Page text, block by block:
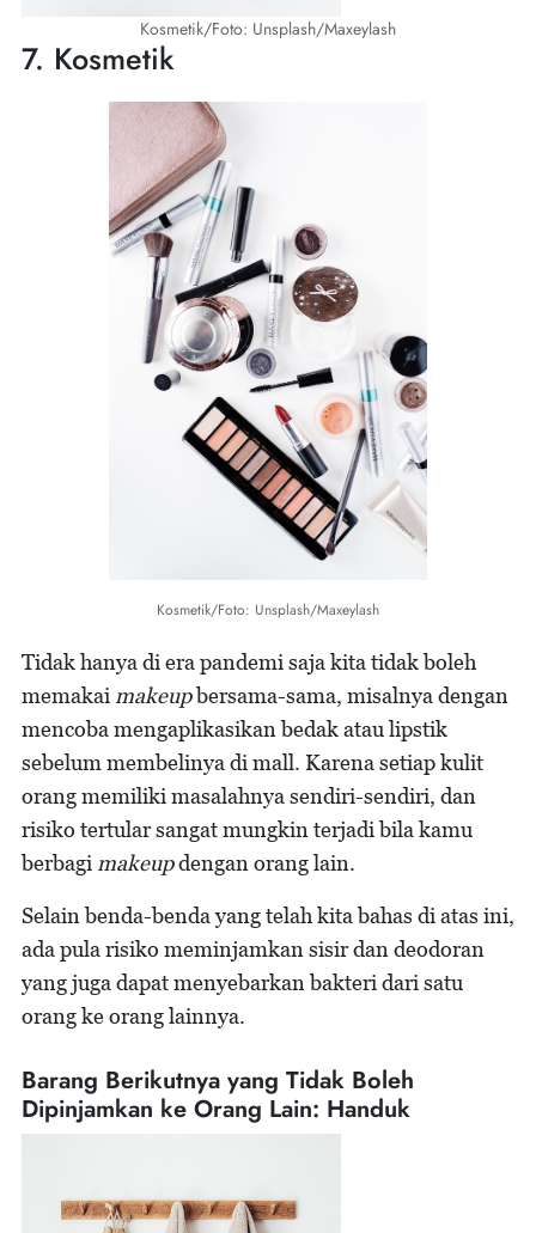
Kosmetik/Foto: Unsplash/Maxeylash
7. Kosmetik
Kosmetik/Foto: Unsplash/Maxeylash
Tidak hanya di era pandemi saja kita tidak boleh
memakaimakeupbersama-sama, misalnya dengan
mencoba mengaplikasikan bedak atau lipstik
sebelum membelinya di mall. Karena setiap kulit
orang memiliki masalahnya sendiri-sendiri, dan
risiko tertular sangat mungkin terjadi bila kamu
berbagimakeupdengan orang lain.
Selain benda-benda yang telah kita bahas di atas ini,
ada pula risiko meminjamkan sisir dan deodoran
yang juga dapat menyebarkan bakteri dari satu
orang ke orang lainnya.
Barang Berikutnya yang Tidak Boleh
Dipinjamkan ke Orang Lain: Handuk